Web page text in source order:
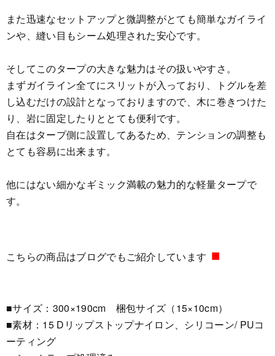
また迅速なセットアップと微調整がとても簡単なガイライ
ンや、縫い目もシーム処理された安心です。
そしてこのタープの大きな魅力はその扱いやすさ。
まずガイライン全てにスリットが入っており、トグルを差
し込むだけの設計となっておりますので、木に巻きつけた
り、岩に固定したりととても便利です。
自在はタープ側に設置してあるため、テンションの調整も
とても容易に出来ます。
他にはない細かなギミック満載の魅力的な軽量タープで
す。
こちらの商品はブログでもご紹介しています ■
■サイズ：300×190cm 梱包サイズ（15×10cm）
■素材：15 Dリップストップナイロン、シリコーン/ PUコ
ーティング